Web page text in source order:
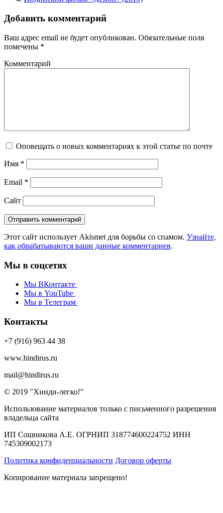
Добавить комментарий
Ваш адрес email не будет опубликован. Обязательные поля
помечены *
Комментарий
Оповещать о новых комментариях к этой статье по почте
Имя *
Email *
Сайт
Этот сайт использует Akismet для борьбы со спамом. Узнайте,
как обрабатываются ваши данные комментариев.
Мы в соцсетях
Мы ВКонтакте
Мы в YouTube
Мы в Телеграм
Контакты
+7 (916) 963 44 38
www.hindirus.ru
mail@hindirus.ru
© 2019 "Хинди-легко!"
Использование материалов только с письменного разрешения
владельца сайта
ИП Сошникова А.Е. ОГРНИП 318774600224752 ИНН
745309002173
Политика конфиденциальности Договор оферты
Копирование материала запрещено!